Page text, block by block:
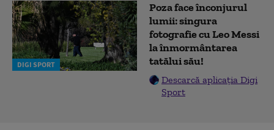
DIGI SPORT
Poza face înconjurul
lumii: singura
fotografie cu Leo Messi
la înmormântarea
tatălui său!
Descarcă aplicația Digi
Sport